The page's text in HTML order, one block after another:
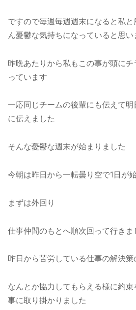
ですので毎週毎週週末になると私
ん憂鬱な気持ちになっていると思い
昨晩あたりから私もこの事が頭に
っています
一応同じチームの後輩にも伝えて
に伝えました
そんな憂鬱な週末が始まりました
今朝は昨日から一転曇り空で1日が
まずは外回り
仕事仲間のもとへ順次回って行きま
昨日から苦労している仕事の解決策
なんとか協力してもらえる様に約
事に取り掛かりました